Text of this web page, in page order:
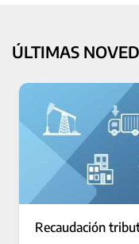
ÚLTIMAS
Recaudación